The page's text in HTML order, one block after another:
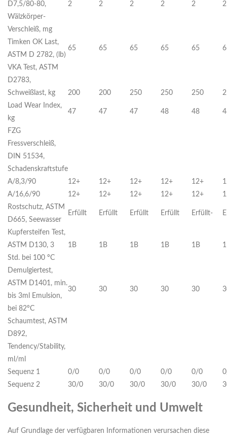
D7,5/80-80,
Wälzkörper-
Verschleiß, mg
2 2 2 2 2 2
Timken OK Last,
ASTM D 2782, (lb)
65 65 65 65 65
VKA Test, ASTM
D2783,
Schweißlast, kg
200 200 250 250 250
Load Wear Index,
kg
47 47 47 48 48
FZG
Fressverschleiß,
DIN 51534,
Schadenskraftstufe
A/8,3/90
12+ 12+ 12+ 12+ 12+
A/16,6/90
12+ 12+ 12+ 12+ 12+
Rostschutz, ASTM
D665, Seewasser
Erfüllt Erfüllt Erfüllt Erfüllt Erfüllt-
Kupfersteifen Test,
ASTM D130, 3
Std. bei 100 ºC
1B 1B 1B 1B 1B
Demulgiertest,
ASTM D1401, min.
bis 3ml Emulsion,
bei 82ºC
30 30 30 30 30
Schaumtest, ASTM
D892,
Tendency/Stability,
ml/ml
Sequenz 1
0/0 0/0 0/0 0/0 0/0
Sequenz 2
30/0 30/0 30/0 30/0 30/0
Gesundheit, Sicherheit und Umwelt
Auf Grundlage der verfügbaren Informationen verursachen diese